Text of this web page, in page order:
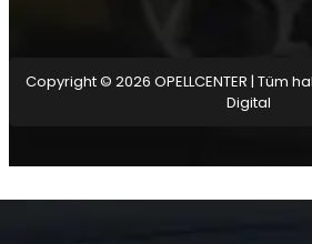
Copyright © 2026 OPELLCENTER | Tüm
Digital